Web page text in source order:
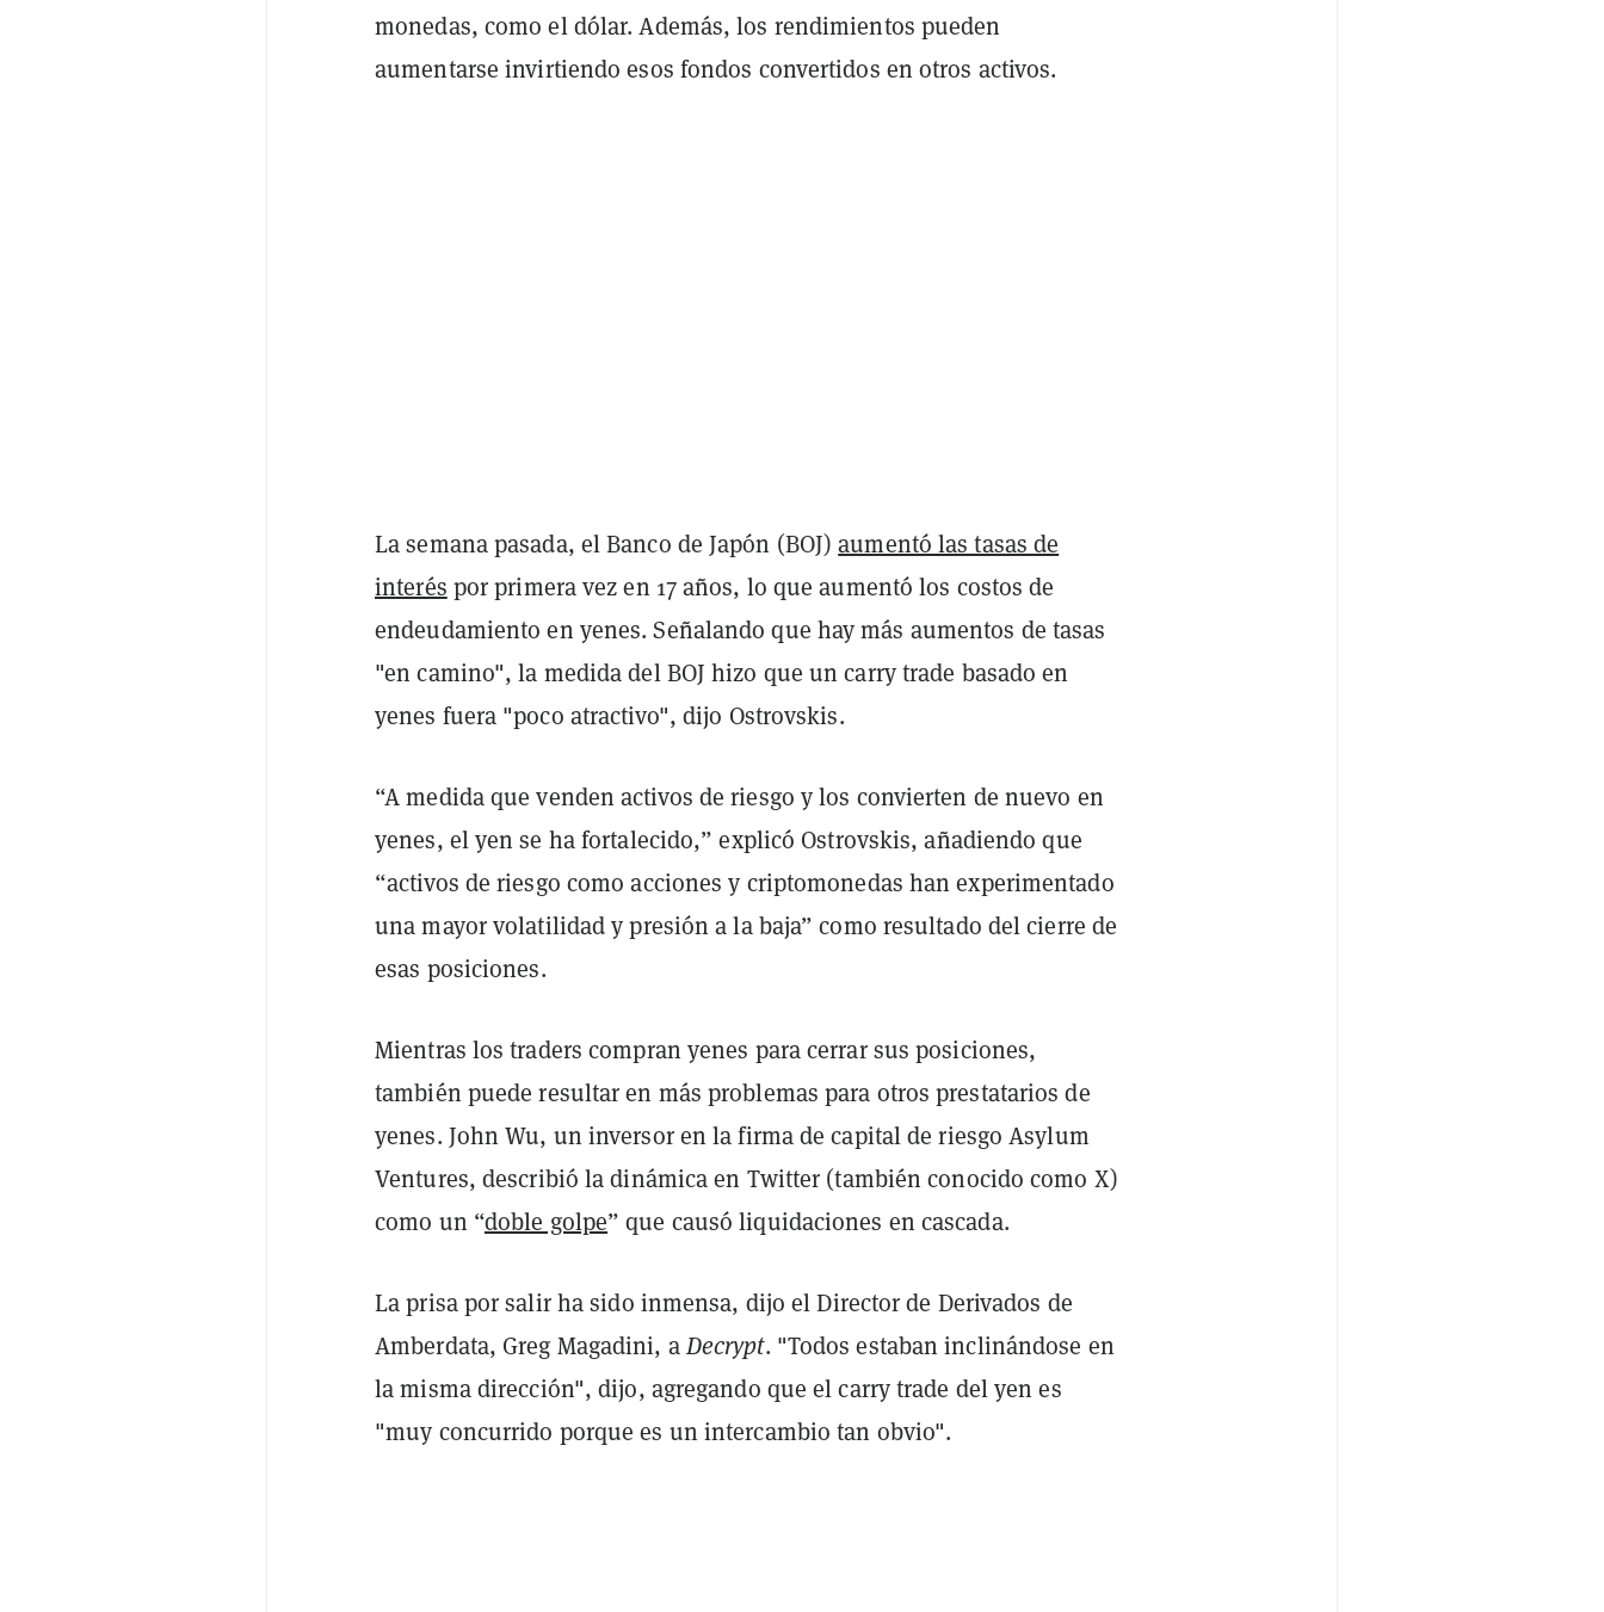
monedas, como el dólar. Además, los rendimientos pueden
aumentarse invirtiendo esos fondos convertidos en otros activos.
La semana pasada, el Banco de Japón (BOJ)aumentó las tasas de
interés por primera vez en 17 años, lo que aumentó los costos de
endeudamiento en yenes. Señalando que hay más aumentos de tasas
"en camino", la medida del BOJ hizo que un carry trade basado en
yenes fuera "poco atractivo", dijo Ostrovskis.
“A medida que venden activos de riesgo y los convierten de nuevo en
yenes, el yen se ha fortalecido,” explicó Ostrovskis, añadiendo que
“activos de riesgo como acciones y criptomonedas han experimentado
una mayor volatilidad y presión a la baja” como resultado del cierre de
esas posiciones.
Mientras los traders compran yenes para cerrar sus posiciones,
también puede resultar en más problemas para otros prestatarios de
yenes. John Wu, un inversor en la firma de capital de riesgo Asylum
Ventures, describió la dinámica en Twitter (también conocido como X)
como un “doble golpe” que causó liquidaciones en cascada.
La prisa por salir ha sido inmensa, dijo el Director de Derivados de
Amberdata, Greg Magadini, aDecrypt. "Todos estaban inclinándose en
la misma dirección", dijo, agregando que el carry trade del yen es
"muy concurrido porque es un intercambio tan obvio".